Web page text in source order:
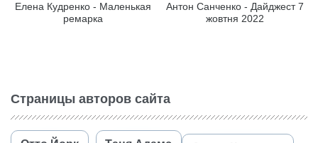
Елена Кудренко - Маленькая
ремарка
Антон Санченко - Дайджест 7
жовтня 2022
Страницы авторов сайта